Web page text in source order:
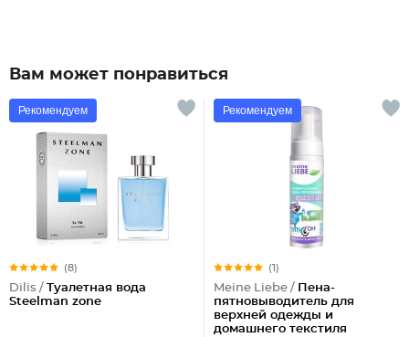
Вам может понравиться
Рекомендуем
(8)
Dilis / Туалетная вода
Steelman zone
Рекомендуем
(1)
Meine Liebe / Пена-
пятновыводитель для
верхней одежды и
домашнего текстиля